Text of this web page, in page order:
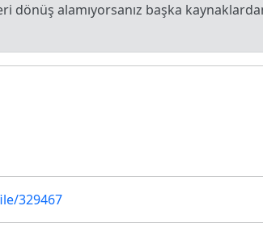
dönüş alamıyorsanız başka
329467